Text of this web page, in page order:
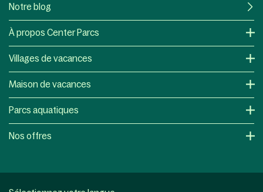
Notre blog
À propos Center Parcs
Villages de vacances
Maison de vacances
Parcs aquatiques
Nos offres